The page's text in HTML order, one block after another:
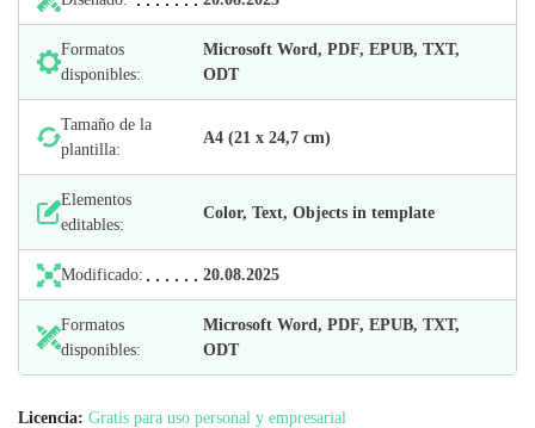
Formatos
disponibles:
Microsoft Word, PDF, EPUB, TXT,
ODT
Tamaño de la
plantilla:
А4 (21 х 24,7 cm)
Elementos
editables:
Color, Text, Objects in template
Modificado: 20.08.2025
Formatos
disponibles:
Microsoft Word, PDF, EPUB, TXT,
ODT
Licencia: Gratis para uso personal y empresarial